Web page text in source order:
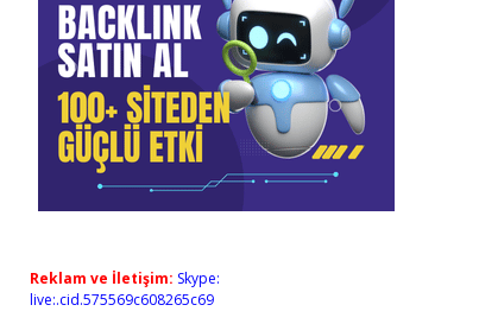
Reklam ve İletişim: Skype:
live:.cid.575569c608265c69